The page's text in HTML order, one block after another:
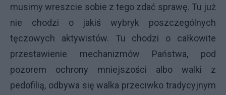
musimy wreszcie sobie z tego zdać sprawę. Tu już
nie chodzi o jakiś wybryk poszczególnych
tęczowych aktywistów. Tu chodzi o całkowite
przestawienie mechanizmów Państwa, pod
pozorem ochrony mniejszości albo walki z
pedofilią, odbywa się walka przeciwko tradycyjnym